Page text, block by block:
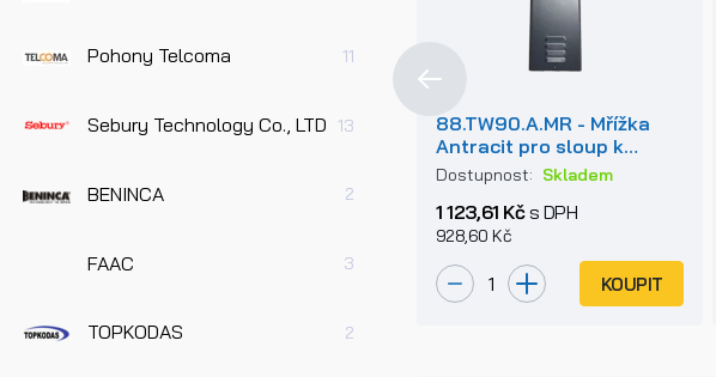
Pohony Telcoma 11
Sebury Technology Co., LTD 13
BENINCA 2
FAAC 3
TOPKODAS 2
88.TW90.A.MR - Mřížka
Antracit pro sloup k
motoru do sloupku
Dostupnost: Skladem
1 123,61 Kčs DPH
928,60 Kč
KOUPIT